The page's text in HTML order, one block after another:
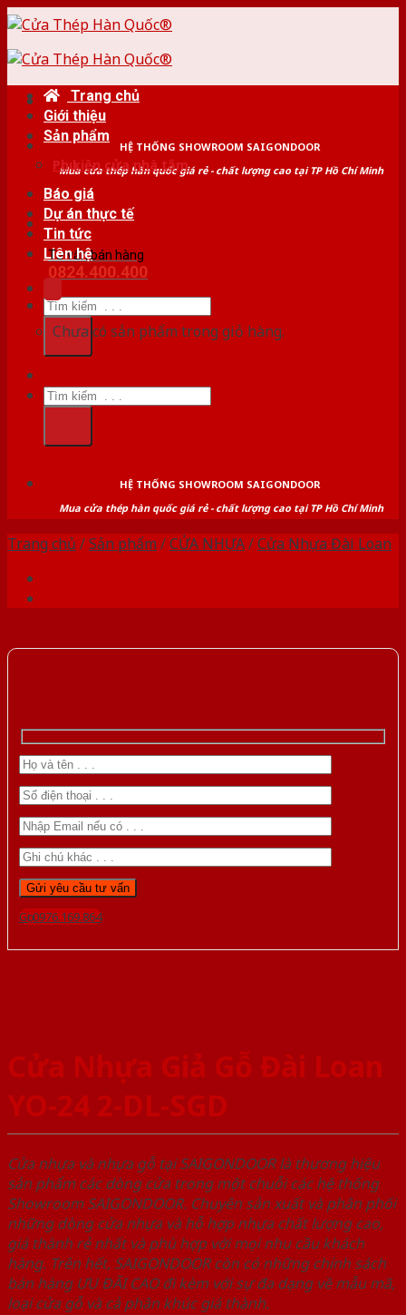
Skip
content
HỆ THỐNG SHOWROOM SAIGONDOOR
Mua cửa thép hàn quốc giá rẻ - chất lượng cao tại TP Hồ Chí Minh
Tư vấn bán hàng
0824.400.400
Tìm
kiếm:
Trang chủ
Giới thiệu
Sản phẩm
Phụ kiện cửa nhà tắm
Báo giá
Dự án thực tế
Tin tức
Liên hệ
Chưa có sản phẩm trong giỏ hàng.
Tìm
kiếm:
HỆ THỐNG SHOWROOM SAIGONDOOR
Mua cửa thép hàn quốc giá rẻ - chất lượng cao tại TP Hồ Chí Minh
Trang chủ /Sản phẩm /CỬA NHỰA/Cửa Nhựa Đài Loan
Gọi 0976.169.864
Cửa Nhựa Giả Gỗ Đài Loan
YO-24 2-DL-SGD
Cửa nhựa và nhựa gỗ tại SAIGONDOOR là thương hiệu
sản phẩm các dòng cửa trong một chuỗi các hệ thống
Showroom SAIGONDOOR. Chuyên sản xuất và phân phối
những dòng cửa nhựa và hỗ hợp nhựa chất lượng cao,
giá thành rẻ nhất và phù hợp với mọi nhu cầu khách
hàng. Trên hết, SAIGONDOOR còn có những chính sách
bán hàng ƯU ĐÃI CAO đi kèm với sự đa dạng về mẫu mã,
loại cửa gỗ và cả phân khúc giá thành.